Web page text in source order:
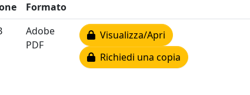
Formato
Adobe
PDF
Visualizza/Apri
Richiedi una copia